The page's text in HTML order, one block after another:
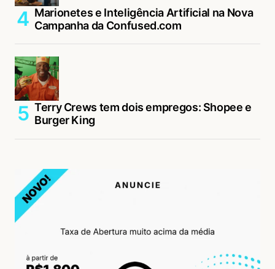
Marionetes e Inteligência Artificial na Nova
Campanha da Confused.com
Terry Crews tem dois empregos: Shopee e
Burger King